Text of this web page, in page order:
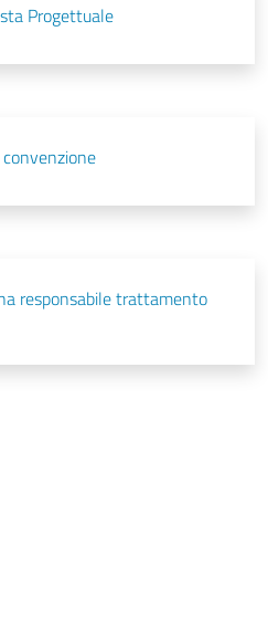
Progettuale
responsabile trattamento